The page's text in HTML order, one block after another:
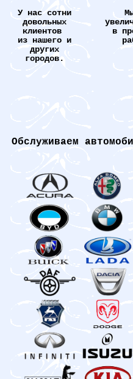
У нас сотни
довольных
клиентов
из нашего и
других
городов.
в
Обслуживаем